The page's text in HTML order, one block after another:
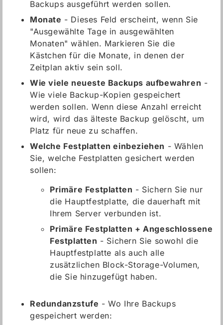
Backups ausgeführt werden sollen.
Monate - Dieses Feld erscheint, wenn Sie
"Ausgewählte Tage in ausgewählten
Monaten" wählen. Markieren Sie die
Kästchen für die Monate, in denen der
Zeitplan aktiv sein soll.
Wie viele neueste Backups aufbewahren -
Wie viele Backup-Kopien gespeichert
werden sollen. Wenn diese Anzahl erreicht
wird, wird das älteste Backup gelöscht, um
Platz für neue zu schaffen.
Welche Festplatten einbeziehen - Wählen
Sie, welche Festplatten gesichert werden
sollen:
Primäre Festplatten - Sichern Sie nur
die Hauptfestplatte, die dauerhaft mit
Ihrem Server verbunden ist.
Primäre Festplatten + Angeschlossene
Festplatten - Sichern Sie sowohl die
Hauptfestplatte als auch alle
zusätzlichen Block-Storage-Volumen,
die Sie hinzugefügt haben.
Redundanzstufe - Wo Ihre Backups
gespeichert werden: